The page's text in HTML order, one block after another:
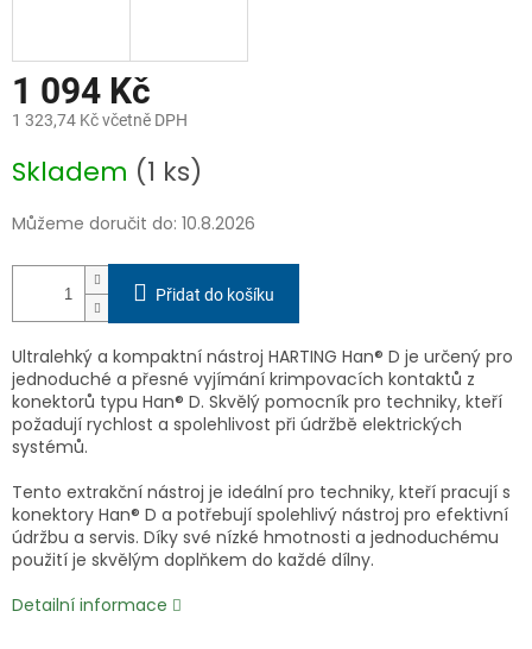
1 094 Kč
1 323,74 Kč včetně DPH
cena:
Skladem (1 ks)
Můžeme doručit do: 10.8.2026
Přidat do košíku
Ultralehký a kompaktní nástroj HARTING Han® D je určený pro
jednoduché a přesné vyjímání krimpovacích kontaktů z
konektorů typu Han® D. Skvělý pomocník pro techniky, kteří
požadují rychlost a spolehlivost při údržbě elektrických
systémů.
Tento extrakční nástroj je ideální pro techniky, kteří pracují s
konektory Han® D a potřebují spolehlivý nástroj pro efektivní
údržbu a servis. Díky své nízké hmotnosti a jednoduchému
použití je skvělým doplňkem do každé dílny.
Detailní informace